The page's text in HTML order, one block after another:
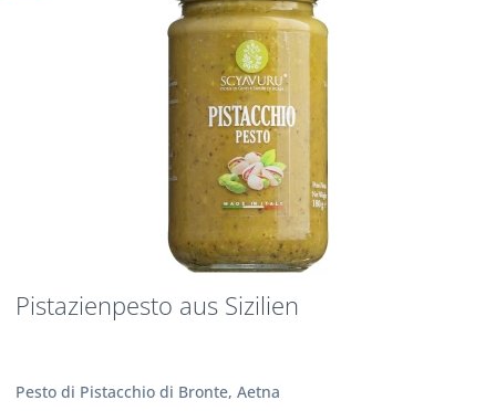
Pistazienpesto aus Sizilien
Pesto di Pistacchio di Bronte, Aetna